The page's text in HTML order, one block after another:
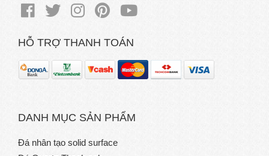
HỖ TRỢ THANH TOÁN
DANH MỤC SẢN PHẨM
Đá nhân tạo solid surface